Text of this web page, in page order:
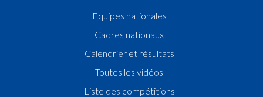
Equipes nationales
Cadres nationaux
Calendrier et résultats
Toutes les vidéos
Liste des compétitions